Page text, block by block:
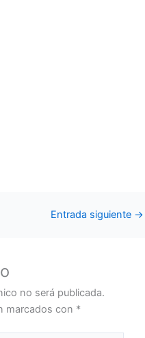
Entrada siguiente →
no será publicada.
marcados con *